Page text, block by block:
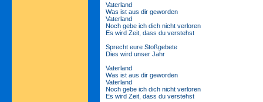
Vaterland
Was ist aus dir geworden
Vaterland
Noch gebe ich dich nicht verloren
Es wird Zeit, dass du verstehst
Sprecht eure Stoßgebete
Dies wird unser Jahr
Vaterland
Was ist aus dir geworden
Vaterland
Noch gebe ich dich nicht verloren
Es wird Zeit, dass du verstehst